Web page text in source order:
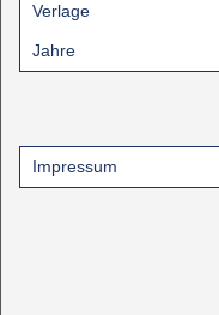
Verlage
Jahre
Impressum